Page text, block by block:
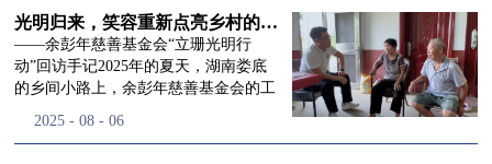
流程，完成了新一届治理层的选举任
命，全新的第四届理事会正式组建完
成：选举彭志兵、徐滨、彭新英、李
栋、李玲辉、郭启兴、梅鑫为余彭年慈
余彭年慈善基金会第四届理事会监事。
徐滨先生当选余彭年慈善基金会第四届
景，这份认可，也让我们更加笃定前行
的脚步。启动仪式落幕之后，我们没有
即刻返程，联合赤峰市残联的工作人
员、专业医护队伍走入乡间小路，随机
小路弯弯曲曲，两边是繁茂的林木，我
峰市残联理事长孙德欣对我们“彭年光
明行动”给予了高度的肯定，他表示“彭
年光明行动”不仅仅是帮助白内障患者
恢复光明，最重要的是减轻了患者家庭
事业的生动体现。随后余彭年慈善基金
光明归来，笑容重新点亮乡村的角落
——余彭年慈善基金会“立珊光明行
动”回访手记2025年的夏天，湖南娄底
的乡间小路上，余彭年慈善基金会的工
着一份特别的牵挂，走进了一个个普通
2025 - 08 - 06